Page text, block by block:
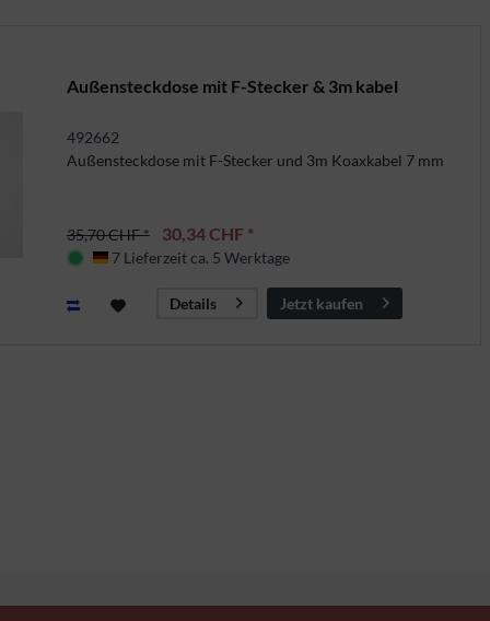
Außensteckdose mit F-Stecker & 3m kabel
492662
Außensteckdose mit F-Stecker und 3m Koaxkabel 7 mm
35,70 CHF * 30,34 CHF *
Deutschland
7 Lieferzeit ca. 5 Werktage
Details Jetzt kaufen